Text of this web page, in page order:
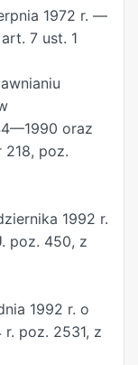
1972 r. —
7 ust. 1
oraz
poz.
1992 r.
poz. 450, z
1992 r. o
poz. 2531, z